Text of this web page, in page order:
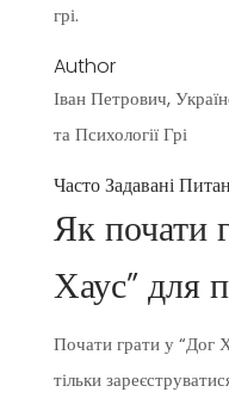
грі.
Author
Іван Петрович,
та Психології Грі
Часто Задавані
Як почати
Хаус” для
Почати грати у “Дог
тільки